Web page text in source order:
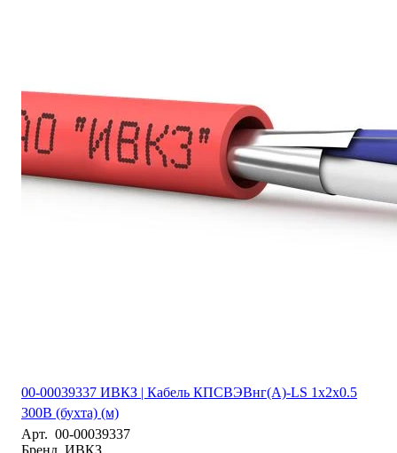
00-00039337 ИВКЗ | Кабель КПСВЭВнг(А)-LS 1х2х0.5
300В (бухта) (м)
Арт. 00-00039337
Бренд ИВКЗ